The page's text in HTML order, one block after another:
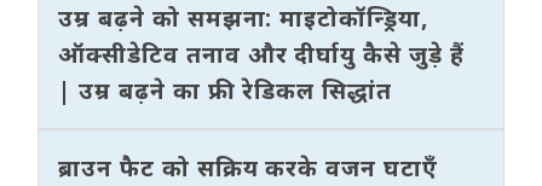
उम्र बढ़ने को समझना: माइटोकॉन्ड्रिया,
ऑक्सीडेटिव तनाव और दीर्घायु कैसे जुड़े हैं
| उम्र बढ़ने का फ्री रेडिकल सिद्धांत
ब्राउन फैट को सक्रिय करके वजन घटाएँ